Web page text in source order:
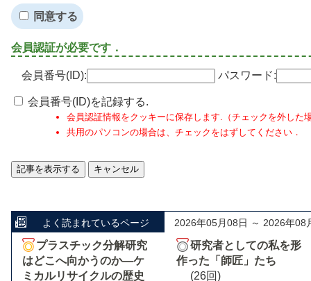
同意する
会員認証が必要です．
会員番号(ID): パスワード:
会員番号(ID)を記録する.
会員認証情報をクッキーに保存します.（チェックを外した
共用のパソコンの場合は、チェックをはずしてください．
よく読まれているページ 2026年05月08日 ～ 2026年08
プラスチック分解研究
はどこへ向かうのか―ケ
ミカルリサイクルの歴史
研究者としての私を形
作った「師匠」たち
(26回)